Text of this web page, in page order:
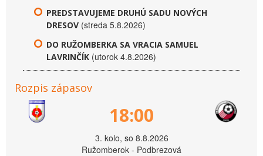
PREDSTAVUJEME DRUHÚ SADU NOVÝCH
DRESOV (streda 5.8.2026)
DO RUŽOMBERKA SA VRACIA SAMUEL
LAVRINČÍK (utorok 4.8.2026)
Rozpis zápasov
18:00
3. kolo, so 8.8.2026
Ružomberok - Podbrezová